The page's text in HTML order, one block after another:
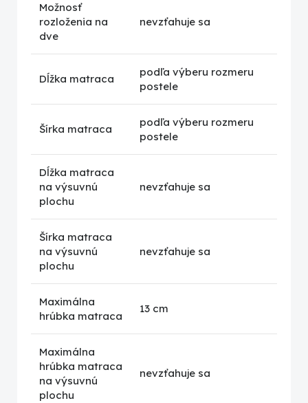
Možnosť
rozloženia na
dve
nevzťahuje sa
Dĺžka matraca
podľa výberu rozmeru
postele
Šírka matraca
podľa výberu rozmeru
postele
Dĺžka matraca
na výsuvnú
plochu
nevzťahuje sa
Šírka matraca
na výsuvnú
plochu
nevzťahuje sa
Maximálna
hrúbka matraca
13 cm
Maximálna
hrúbka matraca
na výsuvnú
plochu
nevzťahuje sa